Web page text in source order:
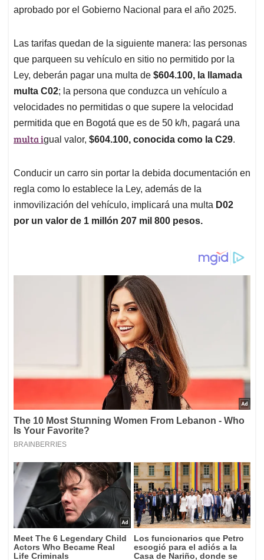
aprobado por el Gobierno Nacional para el año 2025.
Las tarifas quedan de la siguiente manera: las personas
que parqueen su vehículo en sitio no permitido por la
Ley, deberán pagar una multa de $604.100, la llamada
multa C02; la persona que conduzca un vehículo a
velocidades no permitidas o que supere la velocidad
permitida que en Bogotá que es de 50 k/h, pagará una
multa igual valor, $604.100, conocida como la C29.
Conducir un carro sin portar la debida documentación en
regla como lo establece la Ley, además de la
inmovilización del vehículo, implicará una multa D02
por un valor de 1 millón 207 mil 800 pesos.